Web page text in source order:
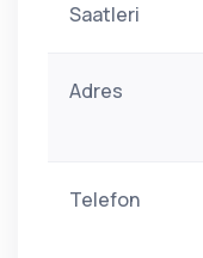
Saatleri
Adres
Telefon